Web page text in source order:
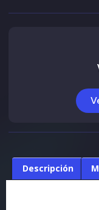
Descripción